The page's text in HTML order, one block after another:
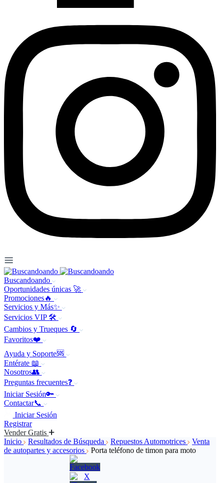
Buscandoando
Oportunidades únicas 🚀
Promociones🔥
Servicios y Más✨
Servicios VIP 🛠️
Cambios y Trueques 🔄
Favoritos❤️
Ayuda y Soporte🆘
Entérate 📖
Nosotros👥
Preguntas frecuentes❓
Iniciar Sesión🔑
Contactar📞
Iniciar Sesión
Registrar
Vender Gratis
Inicio
Resultados de Búsqueda Repuestos Automotrices
Venta
de autopartes y accesorios
Porta teléfono de timon para moto